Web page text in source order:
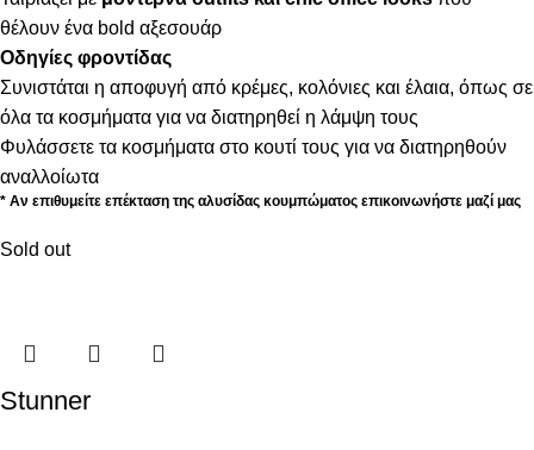
θέλουν ένα bold αξεσουάρ
Οδηγίες φροντίδας
Συνιστάται η αποφυγή από κρέμες, κολόνιες και έλαια, όπως σε
όλα τα κοσμήματα για να διατηρηθεί η λάμψη τους
Φυλάσσετε τα κοσμήματα στο κουτί τους για να διατηρηθούν
αναλλοίωτα
* Αν επιθυμείτε επέκταση της αλυσίδας κουμπώματος επικοινωνήστε μαζί μας
Sold out
Stunner